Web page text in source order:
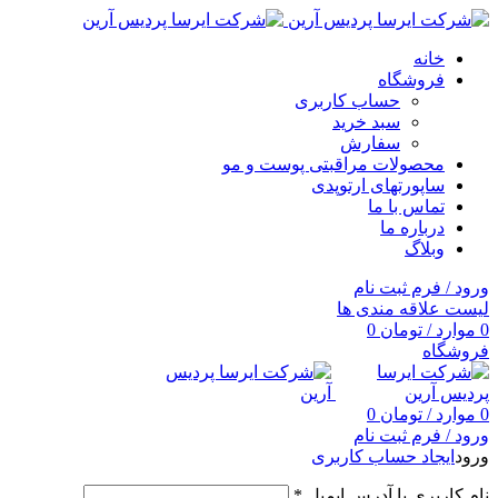
خانه
فروشگاه
حساب کاربری
سبد خرید
سفارش
محصولات مراقبتی پوست و مو
ساپورتهای ارتوپدی
تماس با ما
درباره ما
وبلاگ
ورود / فرم ثبت نام
لیست علاقه مندی ها
0 موارد / تومان
فروشگاه
0 موارد / تومان
ورود / فرم ثبت نام
ورود ایجاد حساب کاربری